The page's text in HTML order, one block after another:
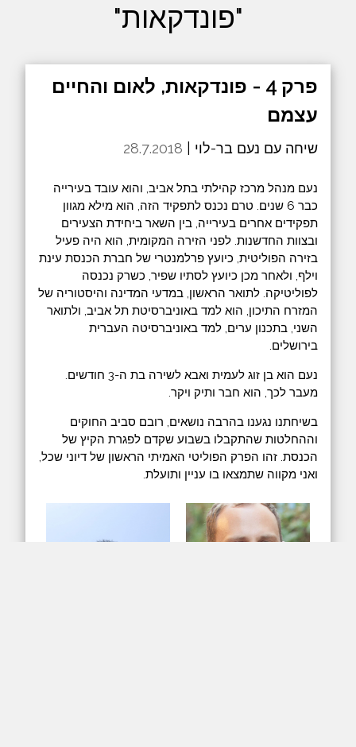
"פונדקאות"
פרק 4 - פונדקאות, לאום והחיים
עצמם
שיחה עם נעם בר-לוי | 28.7.2018
נעם מנהל מרכז קהילתי בתל אביב, והוא עובד בעירייה
כבר 6 שנים. טרם נכנס לתפקיד הזה, הוא מילא מגוון
תפקידים אחרים בעירייה, בין השאר ביחידת הצעירים
ובצוות החדשנות. לפני הזירה המקומית, הוא היה פעיל
בזירה הפוליטית, כיועץ פרלמנטרי של חברת הכנסת עינת
וילף, ולאחר מכן כיועץ לסתיו שפיר, כשרק נכנסה
לפוליטיקה. לתואר הראשון, במדעי המדינה והיסטוריה של
המזרח התיכון, הוא למד באוניברסיטת תל אביב, ולתואר
השני, בתכנון ערים, למד באוניברסיטה העברית
בירושלים.
נעם הוא בן זוג לעמית ואבא לשירה בת ה-3 חודשים.
מעבר לכך, הוא חבר ותיק ויקר.
בשיחתנו נגענו בהרבה נושאים, רובם סביב החוקים
וההחלטות שהתקבלו בשבוע שקדם לפגרת הקיץ של
הכנסת. זהו הפרק הפוליטי האמיתי הראשון של דיוני שכל,
ואני מקווה שתמצאו בו עניין ותועלת.